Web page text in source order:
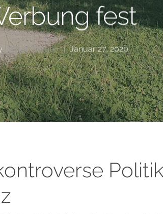
fest
Tobias Berger Januar 27, 2020